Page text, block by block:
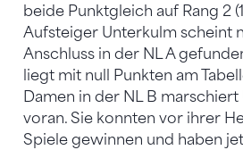
beide Punktgleich auf Rang 2
Aufsteiger Unterkulm scheint
Anschluss in der NL A
liegt mit null Punkten am
Damen in der NL B
voran. Sie konnten vor ihrer
Spiele gewinnen und haben